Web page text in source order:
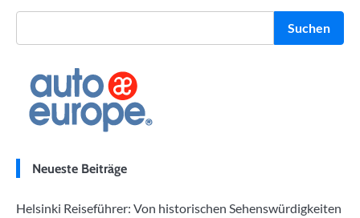
Suchen
Neueste Beiträge
Helsinki Reiseführer: Von historischen Sehenswürdigkeiten